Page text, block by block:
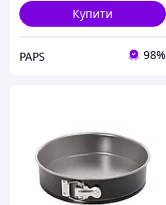
Купити
PAPS 98%